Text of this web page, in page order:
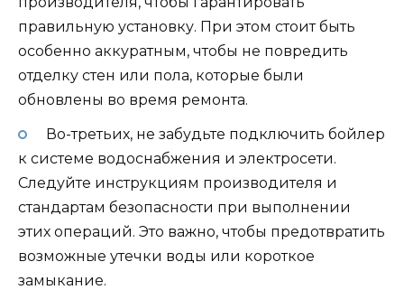
правильную установку. При этом стоит быть
особенно аккуратным, чтобы не повредить
отделку стен или пола, которые были
обновлены во время ремонта.
Во-третьих, не забудьте подключить бойлер
к системе водоснабжения и электросети.
Следуйте инструкциям производителя и
стандартам безопасности при выполнении
этих операций. Это важно, чтобы предотвратить
возможные утечки воды или короткое
замыкание.